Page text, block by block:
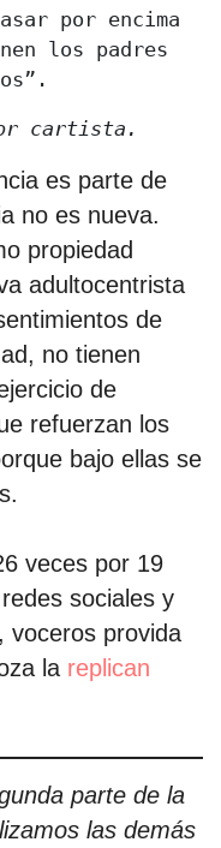
por encima
los padres
cartista.
es parte de
no es nueva.
propiedad
adultocentrista
de
no tienen
de
refuerzan los
bajo ellas se
veces por 19
sociales y
voceros provida
la replican
parte de la
las demás